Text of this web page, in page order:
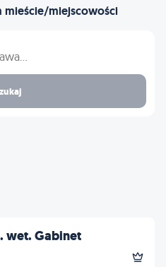
mieście/miejscowości
wet. Gabinet